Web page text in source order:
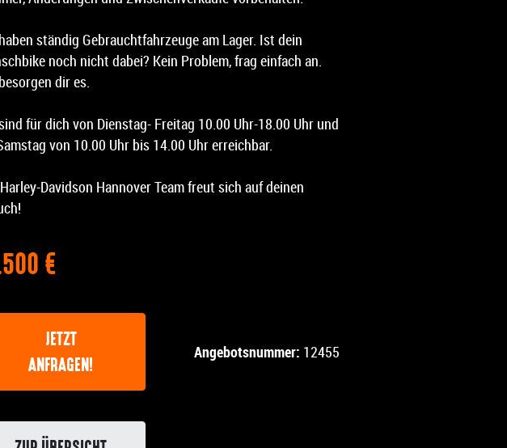
ständig Gebrauchtfahrzeuge am Lager. Ist dein
noch nicht dabei? Kein Problem, frag einfach an.
dir es.
für dich von Dienstag- Freitag 10.00 Uhr-18.00 Uhr und
von 10.00 Uhr bis 14.00 Uhr erreichbar.
Davidson Hannover Team freut sich auf deinen
€
JETZT
ANFRAGEN!
Angebotsnummer: 12455